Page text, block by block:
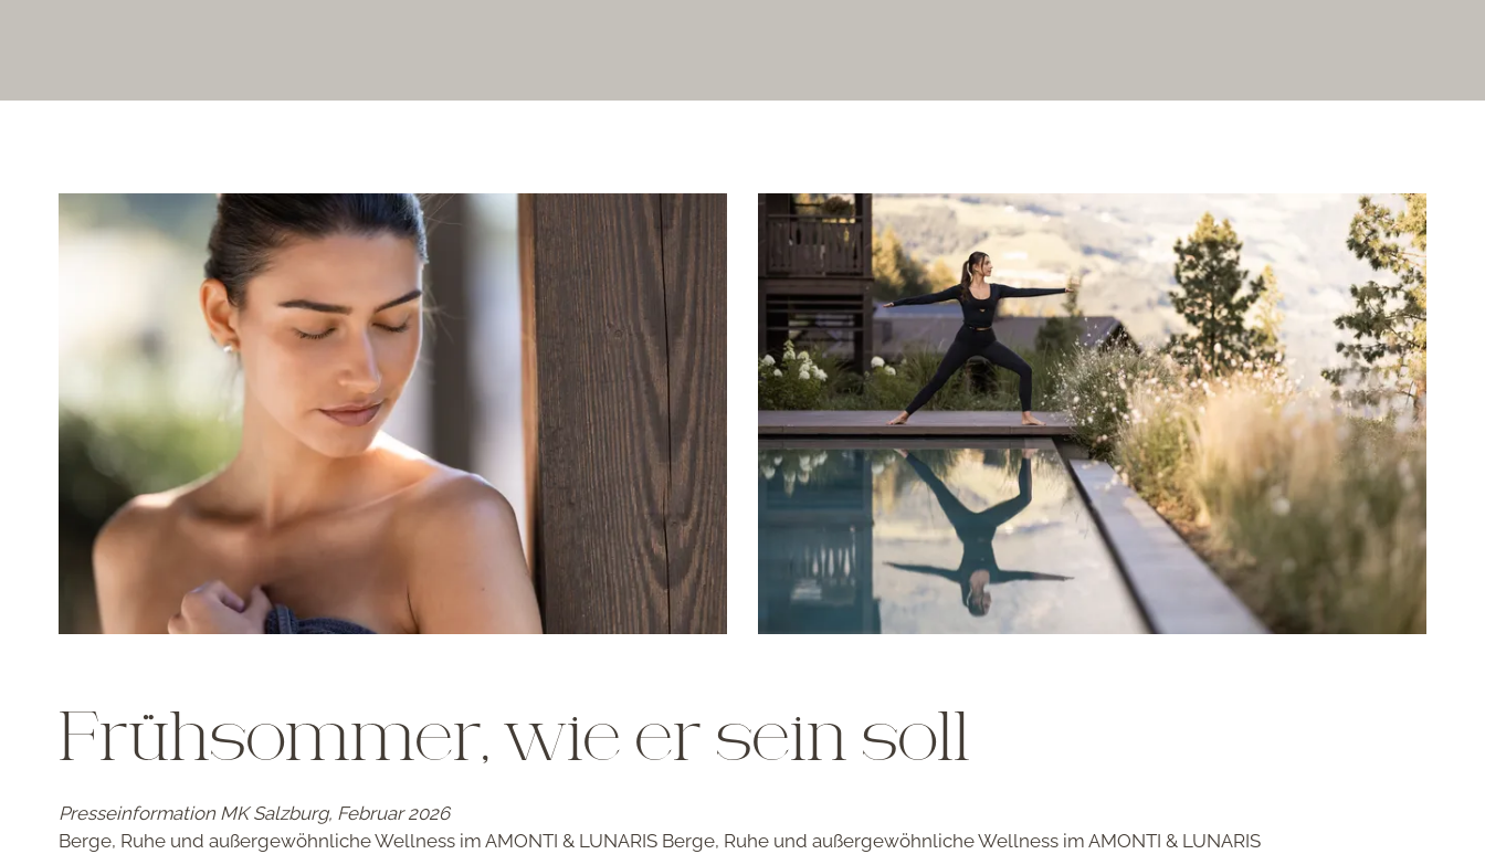
Frühsommer, wie er sein soll
Presseinformation MK Salzburg, Februar 2026
Berge, Ruhe und außergewöhnliche Wellness im AMONTI & LUNARIS Berge, Ruhe und außergewöhnliche Wellness im AMONTI & LUNARIS